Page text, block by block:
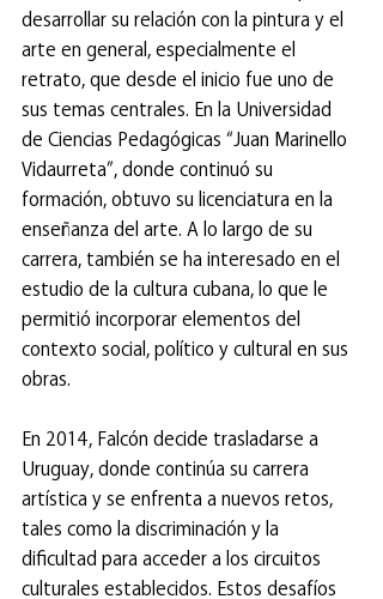
desarrollar su relación con la pintura y el
arte en general, especialmente el
retrato, que desde el inicio fue uno de
sus temas centrales. En la Universidad
de Ciencias Pedagógicas “Juan Marinello
Vidaurreta”, donde continuó su
formación, obtuvo su licenciatura en la
enseñanza del arte. A lo largo de su
carrera, también se ha interesado en el
estudio de la cultura cubana, lo que le
permitió incorporar elementos del
contexto social, político y cultural en sus
obras.
En 2014, Falcón decide trasladarse a
Uruguay, donde continúa su carrera
artística y se enfrenta a nuevos retos,
tales como la discriminación y la
dificultad para acceder a los circuitos
culturales establecidos. Estos desafíos